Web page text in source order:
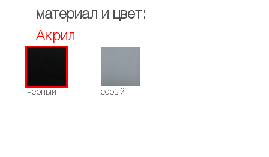
материал и цвет:
Акрил
черный серый